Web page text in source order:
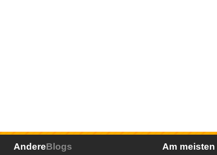
AndereBlogs Am meisten